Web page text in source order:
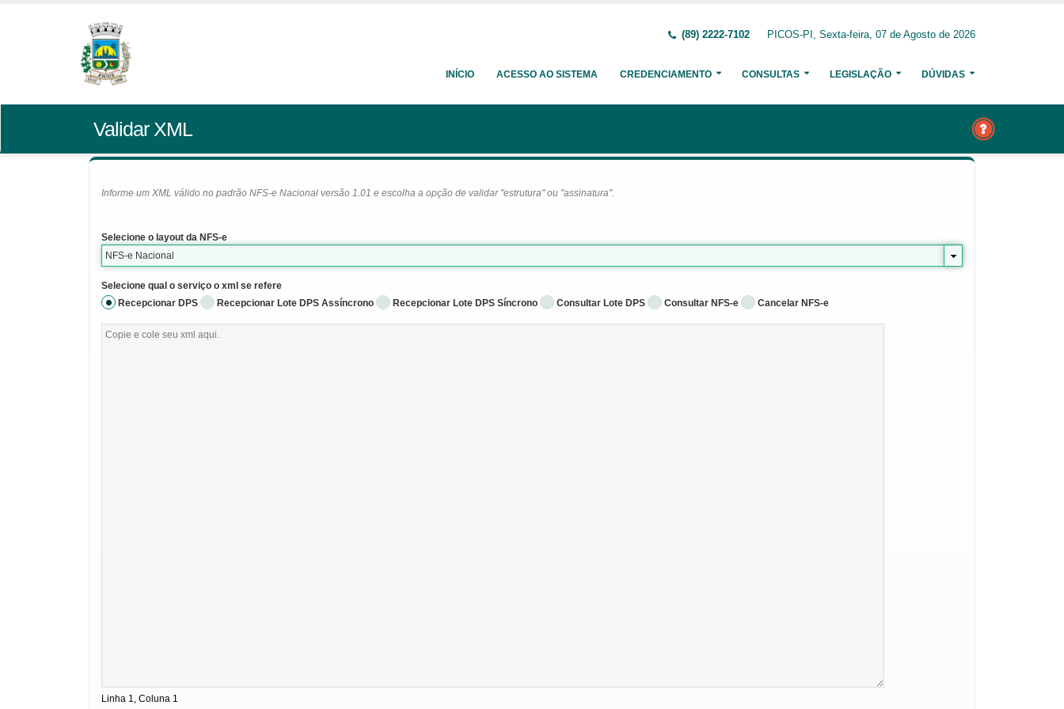
(89) 2222-7102 PICOS-PI, Sexta-feira, 07 de Agosto de 2026
INÍCIO ACESSO AO SISTEMA CREDENCIAMENTO CONSULTAS LEGISLAÇÃO DÚVIDAS
Validar XML
Informe um XML válido no padrão NFS-e Nacional versão 1.01 e escolha a opção de validar "estrutura" ou "assinatura".
Selecione o layout da NFS-e
NFS-e Nacional
Selecione qual o serviço o xml se refere
Recepcionar DPS
Recepcionar Lote DPS Assíncrono Recepcionar Lote DPS Síncrono Consultar Lote DPS Consultar NFS-e Cancelar NFS-e
Linha 1, Coluna 1